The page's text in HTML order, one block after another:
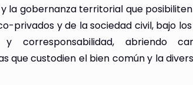
la gobernanza territorial que
privados y de la sociedad civil, bajo
y corresponsabilidad, abriendo
que custodien el bien común y la